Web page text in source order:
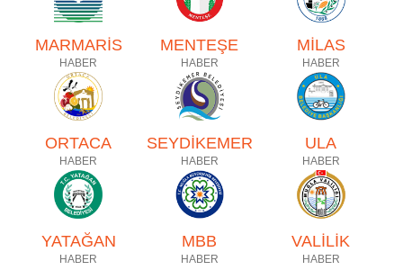
MARMARİS
HABER
MENTEŞE
HABER
MİLAS
HABER
ORTACA
HABER
SEYDİKEMER
HABER
ULA
HABER
YATAĞAN
HABER
MBB
HABER
VALİLİK
HABER